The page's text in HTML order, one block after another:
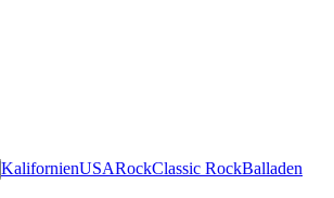
KalifornienUSARockClassic RockBalladen